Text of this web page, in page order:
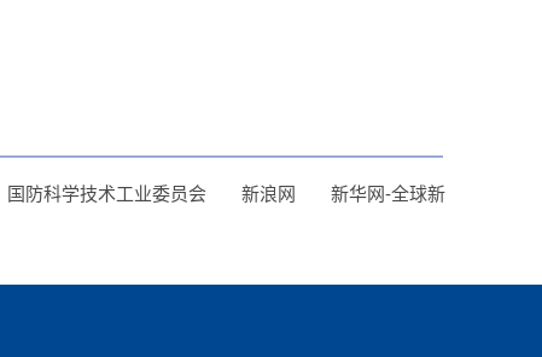
国防科学技术工业委员会 新浪网
新华网-全球新